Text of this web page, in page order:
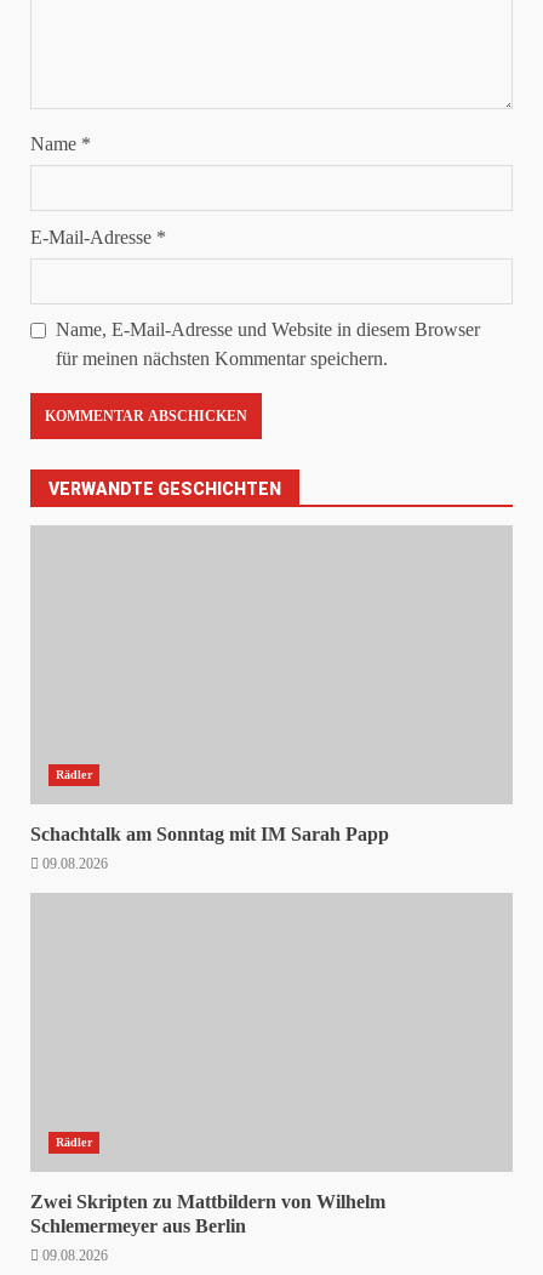
Name *
E-Mail-Adresse *
Name, E-Mail-Adresse und Website in diesem Browser
für meinen nächsten Kommentar speichern.
VERWANDTE GESCHICHTEN
Rädler
Schachtalk am Sonntag mit IM Sarah Papp
09.08.2026
Rädler
Zwei Skripten zu Mattbildern von Wilhelm
Schlemermeyer aus Berlin
09.08.2026